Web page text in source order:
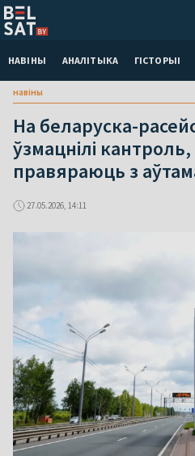
НАВІНЫ АНАЛІТЫКА ГІСТОРЫІ
навіны
На беларуска-
ўзмацнілі
правяраюць з
27.05.2026, 14:11